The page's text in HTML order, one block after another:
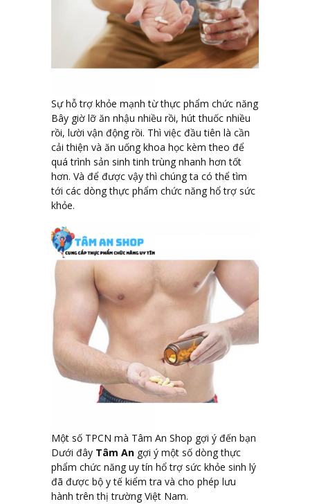
Sự hỗ trợ khỏe mạnh từ thực phẩm chức năng
Bây giờ lỡ ăn nhậu nhiều rồi, hút thuốc nhiều
rồi, lười vận động rồi. Thì việc đầu tiên là cần
cải thiện và ăn uống khoa học kèm theo để
quá trình sản sinh tinh trùng nhanh hơn tốt
hơn. Và để được vậy thì chúng ta có thể tìm
tới các dòng thực phẩm chức năng hổ trợ sức
khỏe.
Một số TPCN mà Tâm An Shop gợi ý đến bạn
Dưới đây Tâm An gợi ý một số dòng thực
phẩm chức năng uy tín hổ trợ sức khỏe sinh lý
đã được bộ y tế kiểm tra và cho phép lưu
hành trên thị trường Việt Nam.